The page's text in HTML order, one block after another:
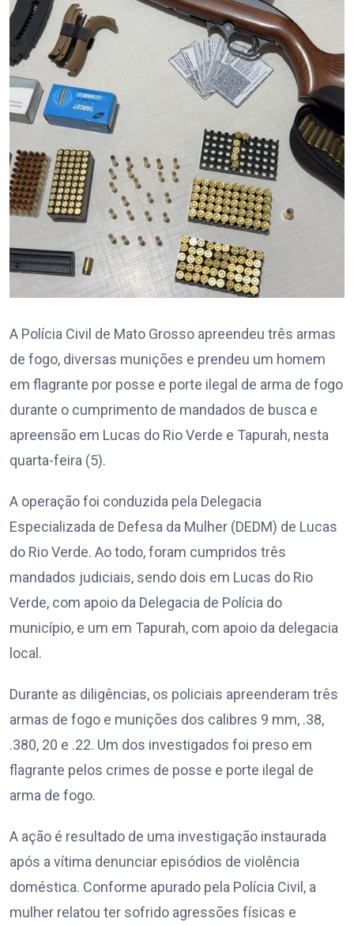
A Polícia Civil de Mato Grosso apreendeu três armas
de fogo, diversas munições e prendeu um homem
em flagrante por posse e porte ilegal de arma de fogo
durante o cumprimento de mandados de busca e
apreensão em Lucas do Rio Verde e Tapurah, nesta
quarta-feira (5).
A operação foi conduzida pela Delegacia
Especializada de Defesa da Mulher (DEDM) de Lucas
do Rio Verde. Ao todo, foram cumpridos três
mandados judiciais, sendo dois em Lucas do Rio
Verde, com apoio da Delegacia de Polícia do
município, e um em Tapurah, com apoio da delegacia
local.
Durante as diligências, os policiais apreenderam três
armas de fogo e munições dos calibres 9 mm, .38,
.380, 20 e .22. Um dos investigados foi preso em
flagrante pelos crimes de posse e porte ilegal de
arma de fogo.
A ação é resultado de uma investigação instaurada
após a vítima denunciar episódios de violência
doméstica. Conforme apurado pela Polícia Civil, a
mulher relatou ter sofrido agressões físicas e